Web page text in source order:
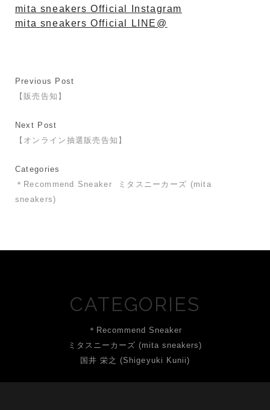
mita sneakers Official Instagram
mita sneakers Official LINE@
Previous Post
【販売告知】
Next Post
【オンライン抽選販売告知】
Categories
＊Recommend Sneaker
ミタスニーカーズ (mita
sneakers)
CATEGORIES
＊Recommend Sneaker
ミタスニーカーズ (mita sneakers)
国井 栄之 (Shigeyuki Kunii)